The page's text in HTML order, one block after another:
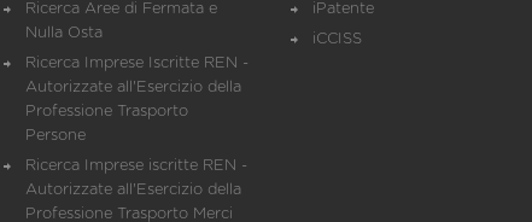
Ricerca Aree di Fermata e
Nulla Osta
Ricerca Imprese Iscritte REN -
Autorizzate all'Esercizio della
Professione Trasporto
Persone
Ricerca Imprese iscritte REN -
Autorizzate all'Esercizio della
Professione Trasporto Merci
iPatente
iCCISS